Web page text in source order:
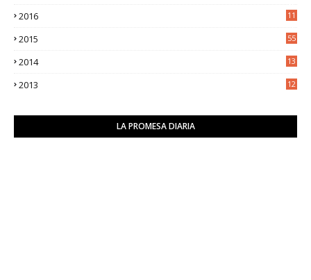
2016
11
2015 55
2014
13
2013
12
LA PROMESA DIARIA